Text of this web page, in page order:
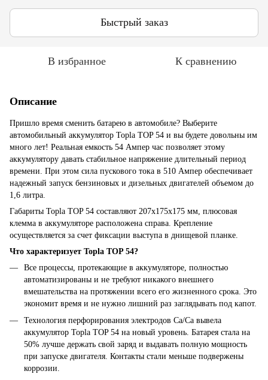
Быстрый заказ
В избранное К сравнению
Описание
Пришло время сменить батарею в автомобиле? Выберите
автомобильный аккумулятор Topla TOP 54 и вы будете довольны им
много лет! Реальная емкость 54 Ампер час позволяет этому
аккумулятору давать стабильное напряжение длительный период
времени. При этом сила пускового тока в 510 Ампер обеспечивает
надежный запуск бензиновых и дизельных двигателей объемом до
1,6 литра.
Габариты Topla TOP 54 составляют 207х175х175 мм, плюсовая
клемма в аккумуляторе расположена справа. Крепление
осуществляется за счет фиксации выступа в днищевой планке.
Что характеризует Topla TOP 54?
Все процессы, протекающие в аккумуляторе, полностью
автоматизированы и не требуют никакого внешнего
вмешательства на протяжении всего его жизненного срока. Это
экономит время и не нужно лишний раз заглядывать под капот.
Технология перфорирования электродов Ca/Ca вывела
аккумулятор Topla TOP 54 на новый уровень. Батарея стала на
50% лучше держать свой заряд и выдавать полную мощность
при запуске двигателя. Контакты стали меньше подвержены
коррозии.